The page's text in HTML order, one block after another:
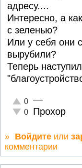
адресу....
Интересно, а
с зеленью?
Или у себя они
вырубили?
Теперь
Отлично!
0
Неадекватно!
0
—
Прохор
» Войдите или
комментарии